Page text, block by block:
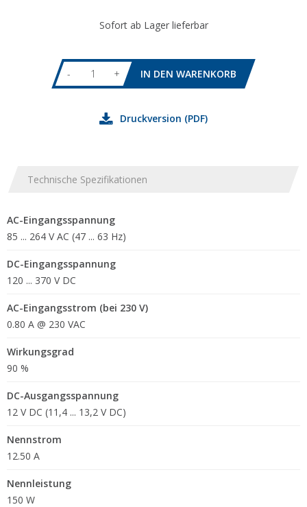
Sofort ab Lager lieferbar
- +
Druckversion (PDF)
Technische Spezifikationen
AC-Eingangsspannung
85 ... 264 V AC (47 ... 63 Hz)
DC-Eingangsspannung
120 ... 370 V DC
AC-Eingangsstrom (bei 230 V)
0.80 A @ 230 VAC
Wirkungsgrad
90 %
DC-Ausgangsspannung
12 V DC (11,4 ... 13,2 V DC)
Nennstrom
12.50 A
Nennleistung
150 W